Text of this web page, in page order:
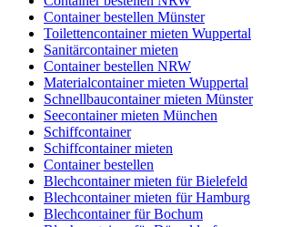
Container bestellen Münster
Toilettencontainer mieten Wuppertal
Sanitärcontainer mieten
Container bestellen NRW
Materialcontainer mieten Wuppertal
Schnellbaucontainer mieten Münster
Seecontainer mieten München
Schiffcontainer
Schiffcontainer mieten
Container bestellen
Blechcontainer mieten für Bielefeld
Blechcontainer mieten für Hamburg
Blechcontainer für Bochum